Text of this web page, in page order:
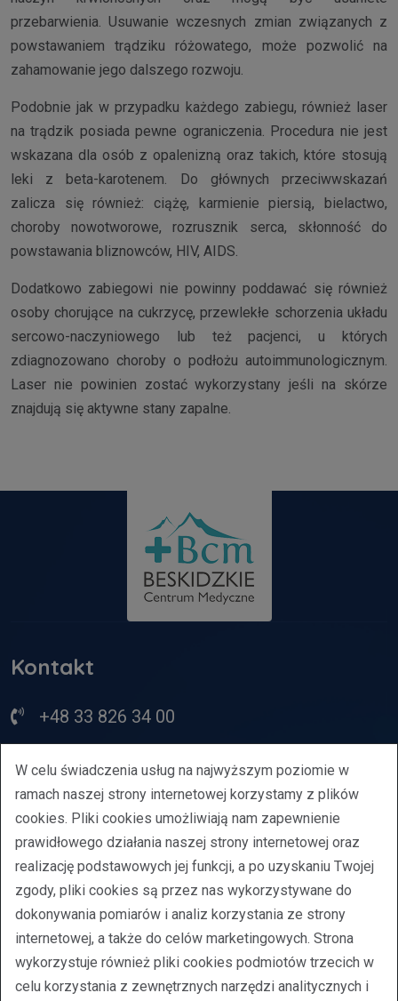
przebarwienia. Usuwanie wczesnych zmian związanych z
powstawaniem trądziku różowatego, może pozwolić na
zahamowanie jego dalszego rozwoju.
Podobnie jak w przypadku każdego zabiegu, również laser
na trądzik posiada pewne ograniczenia. Procedura nie jest
wskazana dla osób z opalenizną oraz takich, które stosują
leki z beta-karotenem. Do głównych przeciwwskazań
zalicza się również: ciążę, karmienie piersią, bielactwo,
choroby nowotworowe, rozrusznik serca, skłonność do
powstawania bliznowców, HIV, AIDS.
Dodatkowo zabiegowi nie powinny poddawać się również
osoby chorujące na cukrzycę, przewlekłe schorzenia układu
sercowo-naczyniowego lub też pacjenci, u których
zdiagnozowano choroby o podłożu autoimmunologicznym.
Laser nie powinien zostać wykorzystany jeśli na skórze
znajdują się aktywne stany zapalne.
Kontakt
+48 33 826 34 00
bcm@bcm.bielsko.pl
ul. Młodzieżowa 21, Bielsko-Biała
Regulamin
Oświadczenie o dostępności
Polityka prywatności
O nas
W celu świadczenia usług na najwyższym poziomie w
ramach naszej strony internetowej korzystamy z plików
cookies. Pliki cookies umożliwiają nam zapewnienie
prawidłowego działania naszej strony internetowej oraz
realizację podstawowych jej funkcji, a po uzyskaniu Twojej
zgody, pliki cookies są przez nas wykorzystywane do
dokonywania pomiarów i analiz korzystania ze strony
internetowej, a także do celów marketingowych. Strona
wykorzystuje również pliki cookies podmiotów trzecich w
celu korzystania z zewnętrznych narzędzi analitycznych i